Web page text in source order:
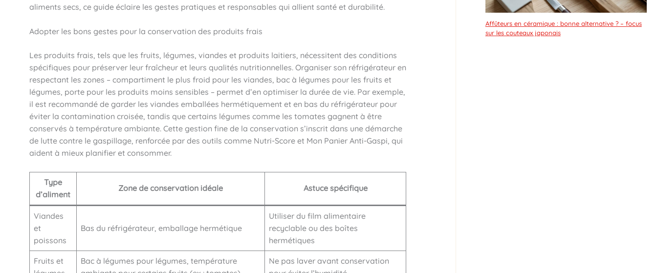
aliments secs, ce guide éclaire les gestes pratiques et responsables qui allient santé et durabilité.
Adopter les bons gestes pour la conservation des produits frais
Les produits frais, tels que les fruits, légumes, viandes et produits laitiers, nécessitent des conditions
spécifiques pour préserver leur fraîcheur et leurs qualités nutritionnelles. Organiser son réfrigérateur en
respectant les zones – compartiment le plus froid pour les viandes, bac à légumes pour les fruits et
légumes, porte pour les produits moins sensibles – permet d’en optimiser la durée de vie. Par exemple,
il est recommandé de garder les viandes emballées hermétiquement et en bas du réfrigérateur pour
éviter la contamination croisée, tandis que certains légumes comme les tomates gagnent à être
conservés à température ambiante. Cette gestion fine de la conservation s’inscrit dans une démarche
de lutte contre le gaspillage, renforcée par des outils comme Nutri-Score et Mon Panier Anti-Gaspi, qui
aident à mieux planifier et consommer.
Type
d’aliment
Zone de conservation idéale Astuce spécifique
Viandes
et
poissons
Bas du réfrigérateur, emballage hermétique
Utiliser du film alimentaire
recyclable ou des boîtes
hermétiques
Fruits et
Bac à légumes pour légumes, température
Ne pas laver avant conservation
Affûteurs en céramique : bonne alternative ? – focus
sur les couteaux japonais